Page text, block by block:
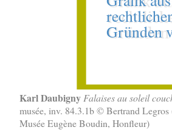
Karl Daubigny Falaises au soleil
musée, inv. 84.3.1b © Bertrand
Musée Eugène Boudin, Honfleur)